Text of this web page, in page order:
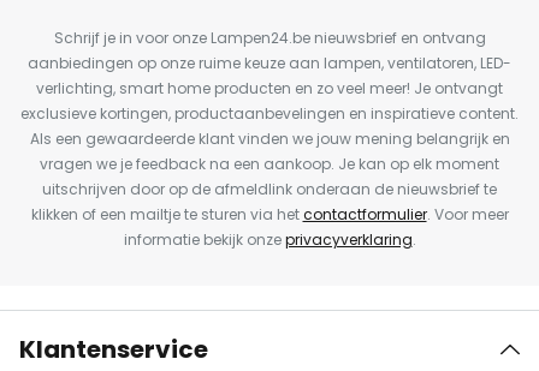
Schrijf je in voor onze Lampen24.be nieuwsbrief en ontvang
aanbiedingen op onze ruime keuze aan lampen, ventilatoren, LED-
verlichting, smart home producten en zo veel meer! Je ontvangt
exclusieve kortingen, productaanbevelingen en inspiratieve content.
Als een gewaardeerde klant vinden we jouw mening belangrijk en
vragen we je feedback na een aankoop. Je kan op elk moment
uitschrijven door op de afmeldlink onderaan de nieuwsbrief te
klikken of een mailtje te sturen via hetcontactformulier. Voor meer
informatie bekijk onzeprivacyverklaring.
Klantenservice